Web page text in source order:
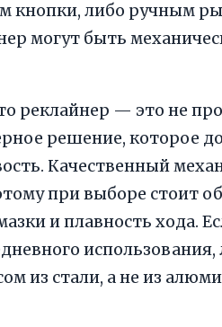
кнопки, либо ручным
могут быть
реклайнер — это не
решение, которое
Качественный
при выборе стоит
и плавность хода.
из стали, а не из